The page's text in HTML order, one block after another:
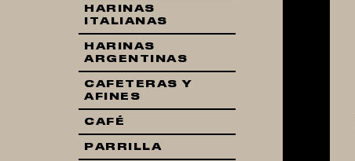
HARINAS
ITALIANAS
HARINAS
ARGENTINAS
CAFETERAS Y
AFINES
CAFÉ
PARRILLA